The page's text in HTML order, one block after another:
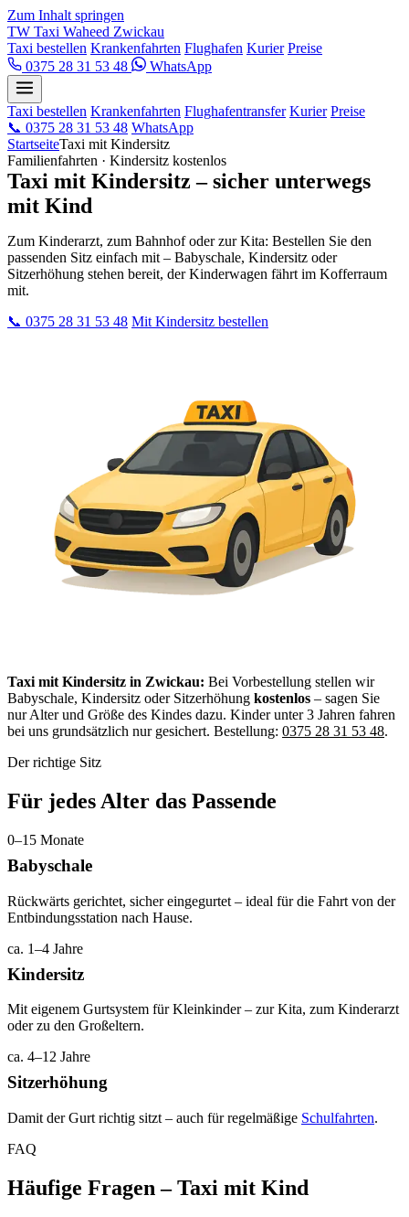
Zum Inhalt springen
TW Taxi Waheed Zwickau
Taxi bestellen Krankenfahrten Flughafen Kurier Preise
0375 28 31 53 48
WhatsApp
Taxi bestellen Krankenfahrten Flughafentransfer Kurier Preise
📞 0375 28 31 53 48 WhatsApp
StartseiteTaxi mit Kindersitz
Familienfahrten · Kindersitz kostenlos
Taxi mit Kindersitz – sicher unterwegs
mit Kind
Zum Kinderarzt, zum Bahnhof oder zur Kita: Bestellen Sie den
passenden Sitz einfach mit – Babyschale, Kindersitz oder
Sitzerhöhung stehen bereit, der Kinderwagen fährt im Kofferraum
mit.
📞 0375 28 31 53 48 Mit Kindersitz bestellen
Taxi mit Kindersitz in Zwickau: Bei Vorbestellung stellen wir
Babyschale, Kindersitz oder Sitzerhöhung kostenlos – sagen Sie
nur Alter und Größe des Kindes dazu. Kinder unter 3 Jahren fahren
bei uns grundsätzlich nur gesichert. Bestellung: 0375 28 31 53 48.
Der richtige Sitz
Für jedes Alter das Passende
0–15 Monate
Babyschale
Rückwärts gerichtet, sicher eingegurtet – ideal für die Fahrt von der
Entbindungsstation nach Hause.
ca. 1–4 Jahre
Kindersitz
Mit eigenem Gurtsystem für Kleinkinder – zur Kita, zum Kinderarzt
oder zu den Großeltern.
ca. 4–12 Jahre
Sitzerhöhung
Damit der Gurt richtig sitzt – auch für regelmäßige Schulfahrten.
FAQ
Häufige Fragen – Taxi mit Kind